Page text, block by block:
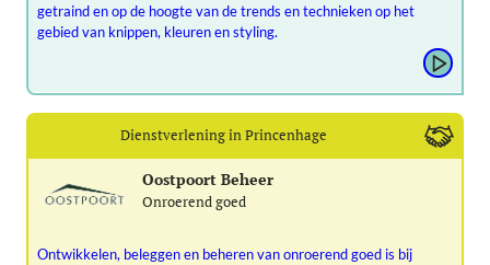
getraind en op de hoogte van de trends en technieken op het
gebied van knippen, kleuren en styling.
Dienstverlening in Princenhage
Oostpoort Beheer
Onroerend goed
Ontwikkelen, beleggen en beheren van onroerend goed is bij